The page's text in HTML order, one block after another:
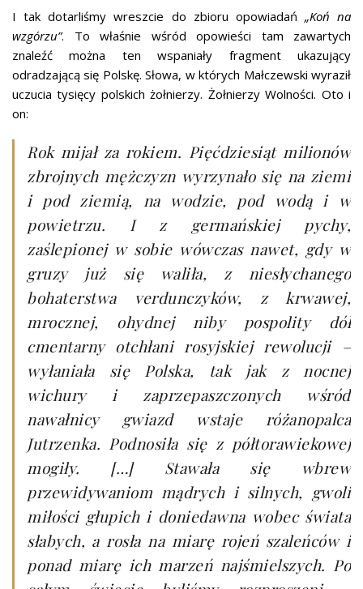
I tak dotarliśmy wreszcie do zbioru opowiadań „Koń na
wzgórzu”. To właśnie wśród opowieści tam zawartych
znaleźć można ten wspaniały fragment ukazujący
odradzającą się Polskę. Słowa, w których Małczewski wyraził
uczucia tysięcy polskich żołnierzy. Żołnierzy Wolności. Oto i
on:
Rok mijał za rokiem. Pięćdziesiąt milionów
zbrojnych mężczyzn wyrzynało się na ziemi
i pod ziemią, na wodzie, pod wodą i w
powietrzu. I z germańskiej pychy,
zaślepionej w sobie wówczas nawet, gdy w
gruzy już się waliła, z niesłychanego
bohaterstwa verdunczyków, z krwawej,
mrocznej, ohydnej niby pospolity dół
cmentarny otchłani rosyjskiej rewolucji –
wyłaniała się Polska, tak jak z nocnej
wichury i zaprzepaszczonych wśród
nawałnicy gwiazd wstaje różanopalca
Jutrzenka. Podnosiła się z półtorawiekowej
mogiły. […] Stawała się wbrew
przewidywaniom mądrych i silnych, gwoli
miłości głupich i doniedawna wobec świata
słabych, a rosła na miarę rojeń szaleńców i
ponad miarę ich marzeń najśmielszych. Po